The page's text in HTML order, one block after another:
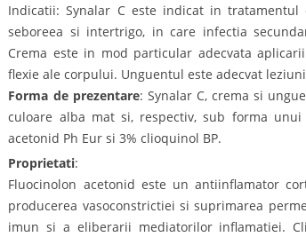
Indicatii: Synalar C este indicat in tratamentul
seboreea si intertrigo, in care infectia
Crema este in mod particular adecvata
flexie ale corpului. Unguentul este adecvat
Forma de prezentare: Synalar C, crema si
culoare alba mat si, respectiv, sub forma
acetonid Ph Eur si 3% clioquinol BP.
Proprietati:
Fluocinolon acetonid este un antiinflamator
producerea vasoconstrictiei si suprimarea
imun si a eliberarii mediatorilor inflamatiei.